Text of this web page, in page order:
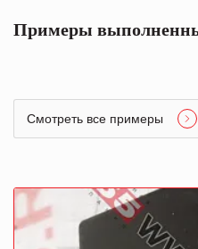
Примеры
Смотреть все примеры